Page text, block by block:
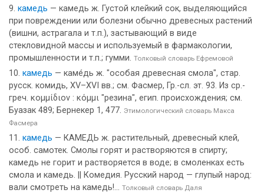
камедь — камедь ж. Густой клейкий сок, выделяющийся
при повреждении или болезни обычно древесных растений
(вишни, астрагала и т.п.), застывающий в виде
стекловидной массы и используемый в фармакологии,
промышленности и т.п.; гумми. Толковый словарь Ефремовой
камедь — каме́дь ж. "особая древесная смола", стар.
русск. комидь, ХV–ХVI вв.; см. Фасмер, Гр.-сл. эт. 93. Из ср.-
греч. κομμίδιον : κόμμι "резина", егип. происхождения; см.
Буазак 489; Бернекер 1, 477. Этимологический словарь Макса
Фасмера
камедь — КАМЕДЬ ж. растительный, древесный клей,
особ. самотек. Смолы горят и растворяются в спирту;
камедь не горит и растворяется в воде; в смоленках есть
смола и камедь. || Комедия. Русский народ — глупый народ:
вали смотреть на камедь!... Толковый словарь Даля